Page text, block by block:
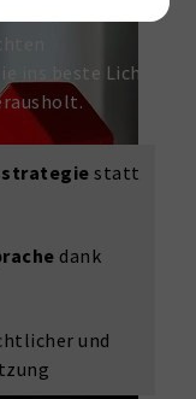
Williams
ins beste Licht
statt
dank
und